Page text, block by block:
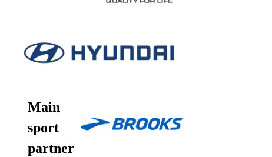
Main
sport
partner